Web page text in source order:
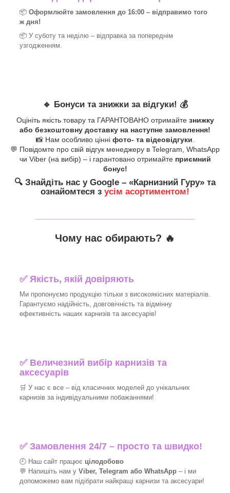
📦 Оформлюйте замовлення до 16:00 – відправимо того
ж дня!
📦 У суботу та неділю – відправка за попереднім
узгодженням.
🔹 Бонуси та знижки за відгуки! 💰
Оцініть якість товару та ГАРАНТОВАНО отримайте знижку
або безкоштовну доставку на наступне замовлення!
📸 Нам особливо цінні фото- та відеовідгуки.
💬 Повідомте про свій відгук менеджеру в Telegram, WhatsApp
чи Viber (на вибір) – і гарантовано отримайте приємний
бонус!
🔍 Знайдіть нас у Google – «Карнизний Гуру» та
ознайомтеся з усім асортиментом!
Чому нас обирають? 🔥
✅Якість, якій довіряють
Ми пропонуємо продукцію тільки з високоякісних матеріалів.
Гарантуємо надійність, довговічність та відмінну
ефективність наших карнизів та аксесуарів!
✅ Величезний вибір карнизів та
аксесуарів
🛒 У нас є все – від класичних моделей до унікальних
карнизів за індивідуальними побажаннями!
✅Замовлення 24/7 – просто та швидко!
🕘 Наш сайт працює цілодобово
💬 Напишіть нам у Viber, Telegram або WhatsApp – і ми
допоможемо вам підібрати найкращі карнизи та аксесуари!